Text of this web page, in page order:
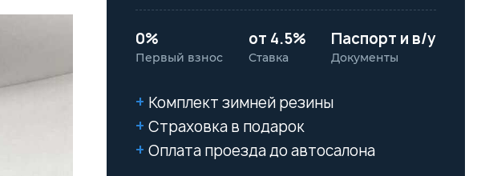
0%
Первый взнос
от 4.5%
Ставка
Паспорт и в/у
Документы
Комплект зимней резины
Страховка в подарок
Оплата проезда до автосалона